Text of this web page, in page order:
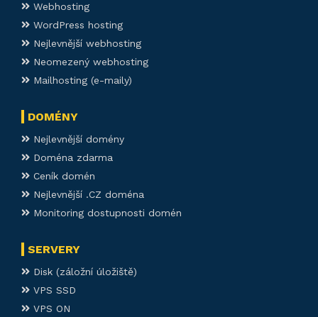
Webhosting
WordPress hosting
Nejlevnější webhosting
Neomezený webhosting
Mailhosting (e-maily)
DOMÉNY
Nejlevnější domény
Doména zdarma
Ceník domén
Nejlevnější .CZ doména
Monitoring dostupnosti domén
SERVERY
Disk (záložní úložiště)
VPS SSD
VPS ON